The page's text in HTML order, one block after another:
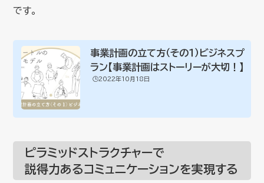
です。
事業計画の立て方（その１）ビジネスプ
ラン【事業計画はストーリーが大切！】
🕒️2022年10月18日
ピラミッドストラクチャーで
説得力あるコミュニケーションを実現する